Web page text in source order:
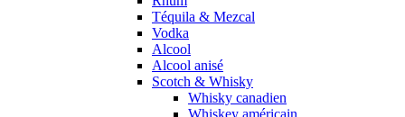
Téquila & Mezcal
Vodka
Alcool
Alcool anisé
Scotch & Whisky
Whisky canadien
Whiskey américain